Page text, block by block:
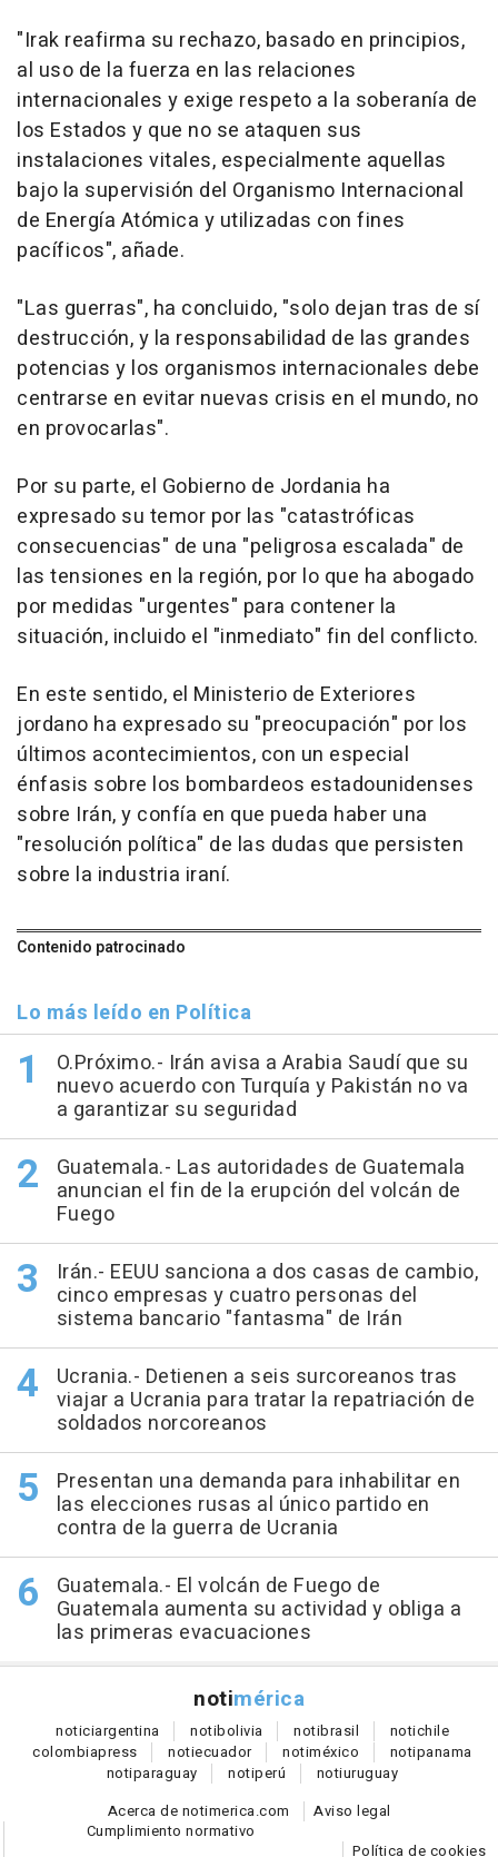
"Irak reafirma su rechazo, basado en principios,
al uso de la fuerza en las relaciones
internacionales y exige respeto a la soberanía de
los Estados y que no se ataquen sus
instalaciones vitales, especialmente aquellas
bajo la supervisión del Organismo Internacional
de Energía Atómica y utilizadas con fines
pacíficos", añade.
"Las guerras", ha concluido, "solo dejan tras de sí
destrucción, y la responsabilidad de las grandes
potencias y los organismos internacionales debe
centrarse en evitar nuevas crisis en el mundo, no
en provocarlas".
Por su parte, el Gobierno de Jordania ha
expresado su temor por las "catastróficas
consecuencias" de una "peligrosa escalada" de
las tensiones en la región, por lo que ha abogado
por medidas "urgentes" para contener la
situación, incluido el "inmediato" fin del conflicto.
En este sentido, el Ministerio de Exteriores
jordano ha expresado su "preocupación" por los
últimos acontecimientos, con un especial
énfasis sobre los bombardeos estadounidenses
sobre Irán, y confía en que pueda haber una
"resolución política" de las dudas que persisten
sobre la industria iraní.
Contenido patrocinado
Lo más leído en Política
O.Próximo.- Irán avisa a Arabia Saudí que su
nuevo acuerdo con Turquía y Pakistán no va
a garantizar su seguridad
Guatemala.- Las autoridades de Guatemala
anuncian el fin de la erupción del volcán de
Fuego
Irán.- EEUU sanciona a dos casas de cambio,
cinco empresas y cuatro personas del
sistema bancario "fantasma" de Irán
Ucrania.- Detienen a seis surcoreanos tras
viajar a Ucrania para tratar la repatriación de
soldados norcoreanos
Presentan una demanda para inhabilitar en
las elecciones rusas al único partido en
contra de la guerra de Ucrania
Guatemala.- El volcán de Fuego de
Guatemala aumenta su actividad y obliga a
las primeras evacuaciones
notimérica
noticiargentina notibolivia notibrasil notichile
colombiapress notiecuador notiméxico notipanama
notiparaguay notiperú notiuruguay
Acerca de notimerica.com
Aviso legal
Cumplimiento normativo
Política de cookies